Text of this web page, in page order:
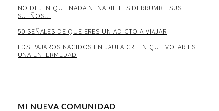
NO DEJEN QUE NADA NI NADIE LES DERRUMBE SUS
SUEÑOS…
50 SEÑALES DE QUE ERES UN ADICTO A VIAJAR
LOS PAJAROS NACIDOS EN JAULA CREEN QUE VOLAR ES
UNA ENFERMEDAD
MI NUEVA COMUNIDAD